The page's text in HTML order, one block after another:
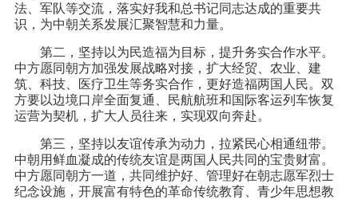
法、军队等交流，落实好我和总书记同志达成的重要共
识，为中朝关系发展汇聚智慧和力量。
第二，坚持以为民造福为目标，提升务实合作水平。
中方愿同朝方加强发展战略对接，扩大经贸、农业、建
筑、科技、医疗卫生等务实合作，更好造福两国人民。双
方要以边境口岸全面复通、民航航班和国际客运列车恢复
运营为契机，扩大人员往来，实现双向奔赴。
第三，坚持以友谊传承为动力，拉紧民心相通纽带。
中朝用鲜血凝成的传统友谊是两国人民共同的宝贵财富。
中方愿同朝方一道，共同维护好、管理好在朝志愿军烈士
纪念设施，开展富有特色的革命传统教育、青少年思想教